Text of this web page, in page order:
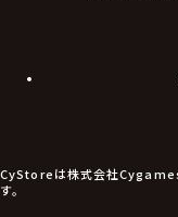
食品・飲料
アパレル小物
アクセサリー
CyStoreは株式会社
す。